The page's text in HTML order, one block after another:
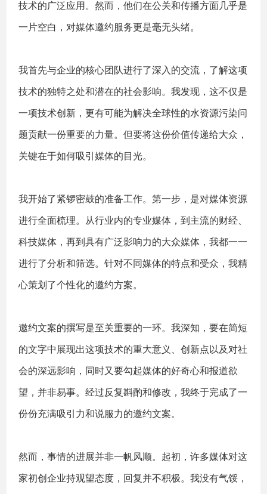
技术的广泛应用。然而，他们在公关和传播方面几乎是
一片空白，对媒体邀约服务更是毫无头绪。
我首先与企业的核心团队进行了深入的交流，了解这项
技术的独特之处和潜在的社会影响。我发现，这不仅是
一项技术创新，更有可能为解决全球性的水资源污染问
题贡献一份重要的力量。但要将这份价值传递给大众，
关键在于如何吸引媒体的目光。
我开始了紧锣密鼓的准备工作。第一步，是对媒体资源
进行全面梳理。从行业内的专业媒体，到主流的财经、
科技媒体，再到具有广泛影响力的大众媒体，我都一一
进行了分析和筛选。针对不同媒体的特点和受众，我精
心策划了个性化的邀约方案。
邀约文案的撰写是至关重要的一环。我深知，要在简短
的文字中展现出这项技术的重大意义、创新点以及对社
会的深远影响，同时又要勾起媒体的好奇心和报道欲
望，并非易事。经过反复斟酌和修改，我终于完成了一
份份充满吸引力和说服力的邀约文案。
然而，事情的进展并非一帆风顺。起初，许多媒体对这
家初创企业持观望态度，回复并不积极。我没有气馁，